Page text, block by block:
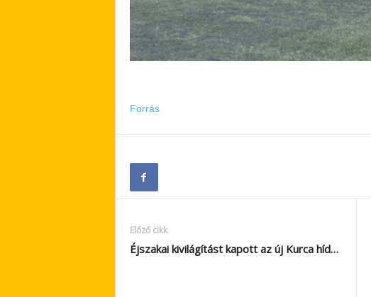
Forrás
Előző cikk
Éjszakai kivilágítást kapott az új Kurca híd…